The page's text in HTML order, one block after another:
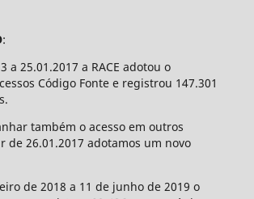
:
a 25.01.2017 a RACE adotou o
Código Fonte e registrou 147.301
também o acesso em outros
de 26.01.2017 adotamos um novo
de 2018 a 11 de junho de 2019 o